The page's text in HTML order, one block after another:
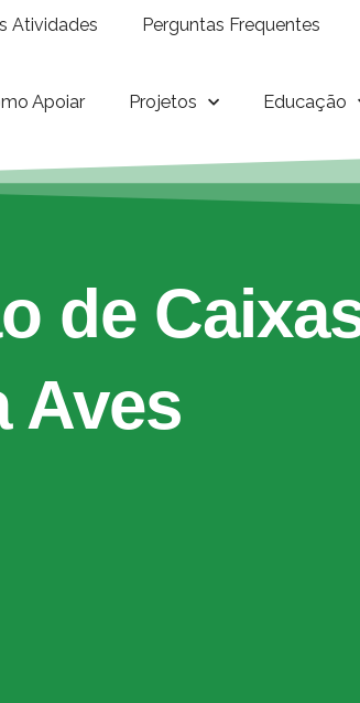
Atividades Perguntas Frequentes
Apoiar Projetos Educação
de
Aves